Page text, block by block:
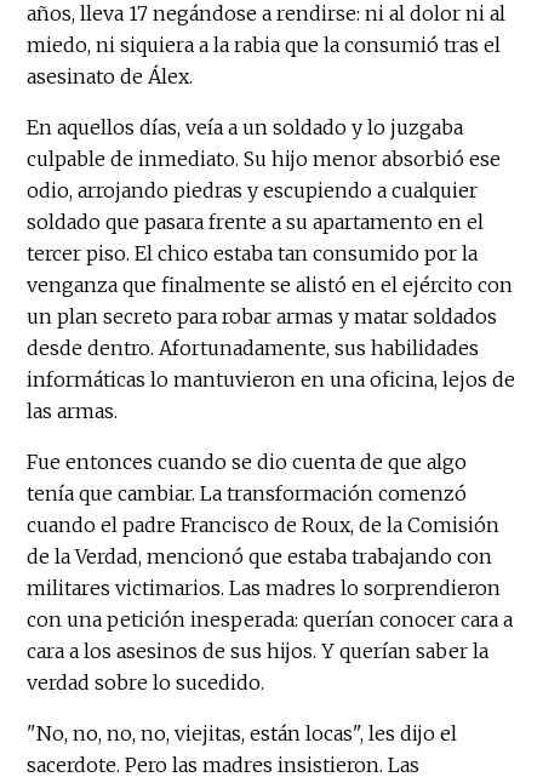
años, lleva 17 negándose a rendirse: ni al dolor ni al
miedo, ni siquiera a la rabia que la consumió tras el
asesinato de Álex.
En aquellos días, veía a un soldado y lo juzgaba
culpable de inmediato. Su hijo menor absorbió ese
odio, arrojando piedras y escupiendo a cualquier
soldado que pasara frente a su apartamento en el
tercer piso. El chico estaba tan consumido por la
venganza que finalmente se alistó en el ejército con
un plan secreto para robar armas y matar soldados
desde dentro. Afortunadamente, sus habilidades
informáticas lo mantuvieron en una oficina, lejos de
las armas.
Fue entonces cuando se dio cuenta de que algo
tenía que cambiar. La transformación comenzó
cuando el padre Francisco de Roux, de la Comisión
de la Verdad, mencionó que estaba trabajando con
militares victimarios. Las madres lo sorprendieron
con una petición inesperada: querían conocer cara a
cara a los asesinos de sus hijos. Y querían saber la
verdad sobre lo sucedido.
"No, no, no, no, viejitas, están locas", les dijo el
sacerdote. Pero las madres insistieron. Las